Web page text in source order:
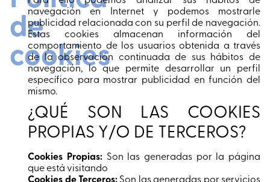
de
cookies
navegación en Internet y podemos mostrarle
publicidad relacionada con su perfil de navegación.
Estas cookies almacenan información del
comportamiento de los usuarios obtenida a través
de la observación continuada de sus hábitos de
navegación, lo que permite desarrollar un perfil
específico para mostrar publicidad en función del
mismo.
¿QUÉ SON LAS COOKIES
PROPIAS Y/O DE TERCEROS?
Cookies Propias:Son las generadas por la página
que está visitando
Cookies de Terceros:Son las generadas por servicios